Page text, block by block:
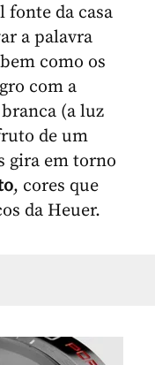
da casa
a palavra
como os
com a
(a luz
de um
gira em torno
, cores que
da Heuer.